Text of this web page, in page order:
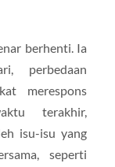
berhenti. Ia
perbedaan
merespons
terakhir,
isu-isu yang
seperti